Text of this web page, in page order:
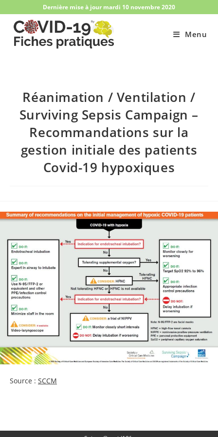
content
Dernière mise à jour mardi 10 novembre 2020
Menu
Réanimation / Ventilation /
Surviving Sepsis Campaign –
Recommandations sur la
gestion initiale des patients
Covid-19 hypoxiques
Source : SCCM